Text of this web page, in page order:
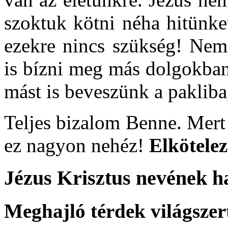
szoktuk kötni néha
ezekre nincs szükség!
is bízni meg más
mást is beveszünk a
Teljes bizalom Benne.
ez nagyon nehéz!
Jézus Krisztus nevének
Meghajló térdek